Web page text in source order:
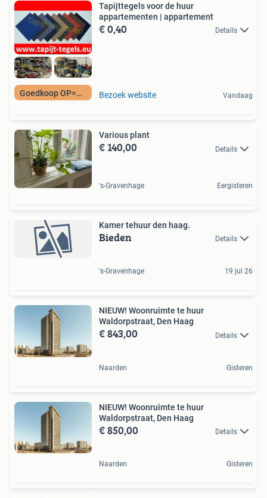
Goedkoop OP=OP
Tapijttegels voor de huur
appartementen | appartement
€ 0,40 Details
Bezoek website Vandaag
Various plant
€ 140,00 Details
's-Gravenhage Eergisteren
Kamer tehuur den haag.
Bieden Details
's-Gravenhage 19 jul 26
NIEUW! Woonruimte te huur
Waldorpstraat, Den Haag
€ 843,00 Details
Naarden Gisteren
NIEUW! Woonruimte te huur
Waldorpstraat, Den Haag
€ 850,00 Details
Naarden Gisteren